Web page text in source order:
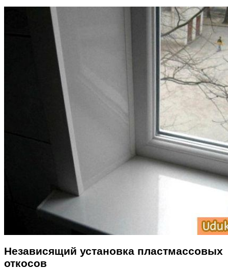
Независящий установка пластмассовых
откосов